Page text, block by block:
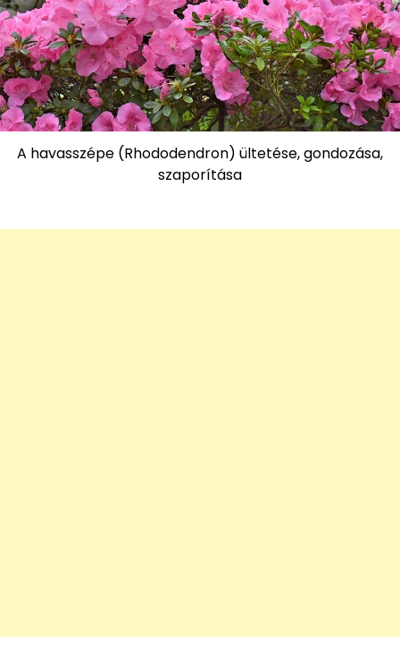
A havasszépe (Rhododendron) ültetése, gondozása,
szaporítása